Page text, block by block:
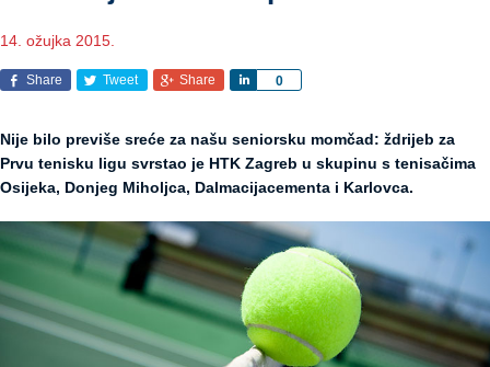
14. ožujka 2015.
Share Tweet Share 0
Share
Nije bilo previše sreće za našu seniorsku momčad: ždrijeb za
Prvu tenisku ligu svrstao je HTK Zagreb u skupinu s tenisačima
Osijeka, Donjeg Miholjca, Dalmacijacementa i Karlovca.